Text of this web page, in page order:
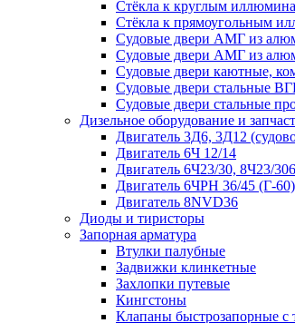
Стёкла к круглым
Стёкла к прямоугольным
Судовые двери АМГ из
Судовые двери АМГ из
Судовые двери каютные,
Судовые двери стальные
Судовые двери стальные
Дизельное оборудование и
Двигатель 3Д6, 3Д12
Двигатель 6Ч 12/14
Двигатель 6Ч23/30, 8Ч23/306
Двигатель 6ЧРН 36/45 (Г-
Двигатель 8NVD36
Диоды и тиристоры
Запорная арматура
Втулки палубные
Задвижки клинкетные
Захлопки путевые
Кингстоны
Клапаны быстрозапорные